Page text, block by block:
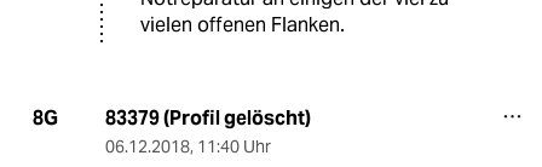
vielen offenen Flanken.
8G 83379 (Profil gelöscht)
06.12.2018, 11:40 Uhr